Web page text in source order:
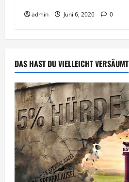
admin Juni 6, 2026 0
DAS HAST DU VIELLEICHT VERSÄUMT